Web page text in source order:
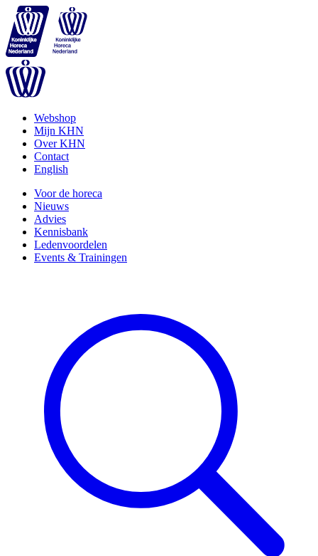
Webshop
Mijn KHN
Over KHN
Contact
English
Voor de horeca
Nieuws
Advies
Kennisbank
Ledenvoordelen
Events & Trainingen